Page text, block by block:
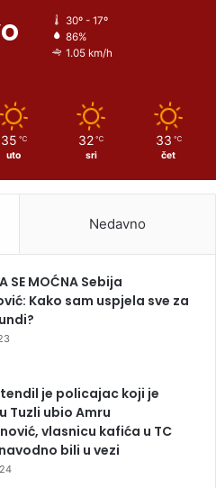
30º - 17º
86%
1.05 km/h
35 ℃
uto
32 ℃
sri
33 ℃
čet
Nedavno
SE MOĆNA Sebija
Kako sam uspjela sve za
je policajac koji je
Tuzli ubio Amru
vlasnicu kafića u TC
bili u vezi